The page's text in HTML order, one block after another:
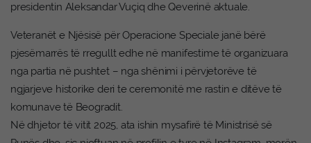
presidentin Aleksandar Vuçiq dhe Qeverinë aktuale.
Veteranët e Njësisë për Operacione Speciale janë bërë
pjesëmarrës të rregullt edhe në manifestime të organizuara
nga partia në pushtet – nga shënimi i përvjetorëve të
ngjarjeve historike deri te ceremonitë me rastin e ditëve të
komunave të Beogradit.
Në dhjetor të vitit 2025, ata ishin mysafirë të Ministrisë së